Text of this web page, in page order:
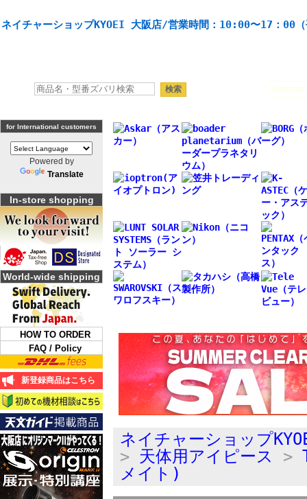
ネイチャーショップKYOEI 大阪店/営業時間：10:00〜17：00（
Seestar
for International customers
Powered by
Translate
In-store shopping
World-wide shipping
HOW TO ORDER
FAQ / Policy
新登録商品はこちら
ネイチャーショップ
> 天体用アイピース >
メイト)